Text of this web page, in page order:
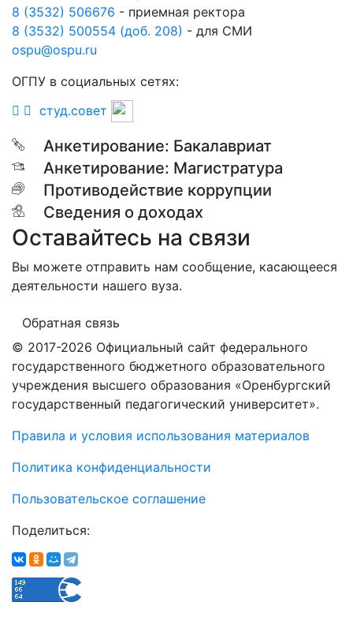
8 (3532) 506676 - приемная ректора
8 (3532) 500554 (доб. 208) - для СМИ
ospu@ospu.ru
ОГПУ в социальных сетях:
студ.совет
Анкетирование: Бакалавриат
Анкетирование: Магистратура
Противодействие коррупции
Сведения о доходах
Оставайтесь на связи
Вы можете отправить нам сообщение, касающееся
деятельности нашего вуза.
Обратная связь
© 2017-2026 Официальный сайт федерального
государственного бюджетного образовательного
учреждения высшего образования «Оренбургский
государственный педагогический университет».
Правила и условия использования материалов
Политика конфиденциальности
Пользовательское соглашение
Поделиться: